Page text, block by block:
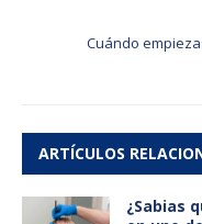
Cuándo
ARTÍCULOS
¿Sabias